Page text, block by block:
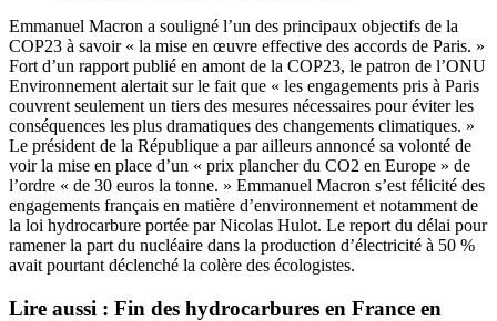
Emmanuel Macron a souligné l’un des principaux objectifs de la
COP23 à savoir « la mise en œuvre effective des accords de Paris. »
Fort d’un rapport publié en amont de la COP23, le patron de l’ONU
Environnement alertait sur le fait que « les engagements pris à Paris
couvrent seulement un tiers des mesures nécessaires pour éviter les
conséquences les plus dramatiques des changements climatiques. »
Le président de la République a par ailleurs annoncé sa volonté de
voir la mise en place d’un « prix plancher du CO2 en Europe » de
l’ordre « de 30 euros la tonne. » Emmanuel Macron s’est félicité des
engagements français en matière d’environnement et notamment de
la loi hydrocarbure portée par Nicolas Hulot. Le report du délai pour
ramener la part du nucléaire dans la production d’électricité à 50 %
avait pourtant déclenché la colère des écologistes.
Lire aussi : Fin des hydrocarbures en France en